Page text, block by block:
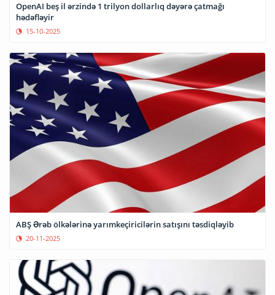
OpenAI beş il ərzində 1 trilyon dollarlıq dəyərə çatmağı
hədəfləyir
15-10-2025
ABŞ Ərəb ölkələrinə yarımkeçiricilərin satışını təsdiqləyib
20-11-2025